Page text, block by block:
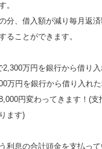
。
分、借入額が減り毎月返
ることができます。
万円を銀行から借り入
万円を銀行から借り入れた
円変わってきます！(支
ます)
利息の合計頭金を支払っ